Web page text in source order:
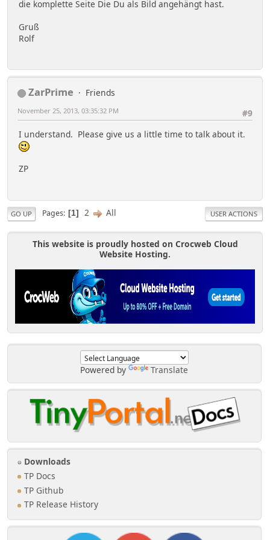
Powered by Translate
Downloads
TP Docs
TP Github
TP Release History
die komplette Seite Die Du als Bild angehängt hast.
Gruß
Rolf
ZarPrime
Friends
#9
November 25, 2013, 03:35:32 PM
I understand. Please give us a little time to talk about it.
ZP
GO UP Pages 1 2 All USER ACTIONS
This website is proudly hosted on Crocweb Cloud
Website Hosting.